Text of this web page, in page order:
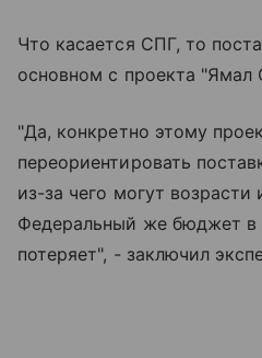
Что касается СПГ, то
основном с проекта "Ямал
"Да, конкретно этому
переориентировать
из-за чего могут
Федеральный же бюджет в
потеряет", - заключил